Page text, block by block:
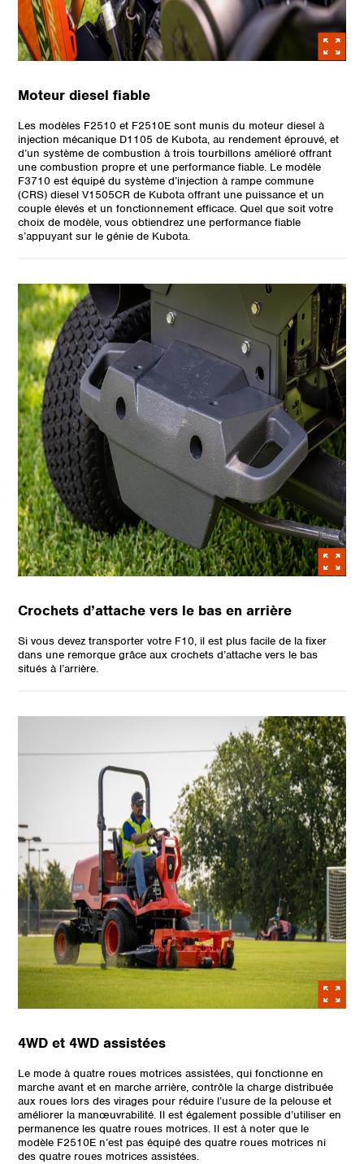
Moteur diesel fiable
Les modèles F2510 et F2510E sont munis du moteur diesel à
injection mécanique D1105 de Kubota, au rendement éprouvé, et
d’un système de combustion à trois tourbillons amélioré offrant
une combustion propre et une performance fiable. Le modèle
F3710 est équipé du système d’injection à rampe commune
(CRS) diesel V1505CR de Kubota offrant une puissance et un
couple élevés et un fonctionnement efficace. Quel que soit votre
choix de modèle, vous obtiendrez une performance fiable
s’appuyant sur le génie de Kubota.
Crochets d’attache vers le bas en arrière
Si vous devez transporter votre F10, il est plus facile de la fixer
dans une remorque grâce aux crochets d’attache vers le bas
situés à l’arrière.
4WD et 4WD assistées
Le mode à quatre roues motrices assistées, qui fonctionne en
marche avant et en marche arrière, contrôle la charge distribuée
aux roues lors des virages pour réduire l’usure de la pelouse et
améliorer la manœuvrabilité. Il est également possible d’utiliser en
permanence les quatre roues motrices. Il est à noter que le
modèle F2510E n’est pas équipé des quatre roues motrices ni
des quatre roues motrices assistées.